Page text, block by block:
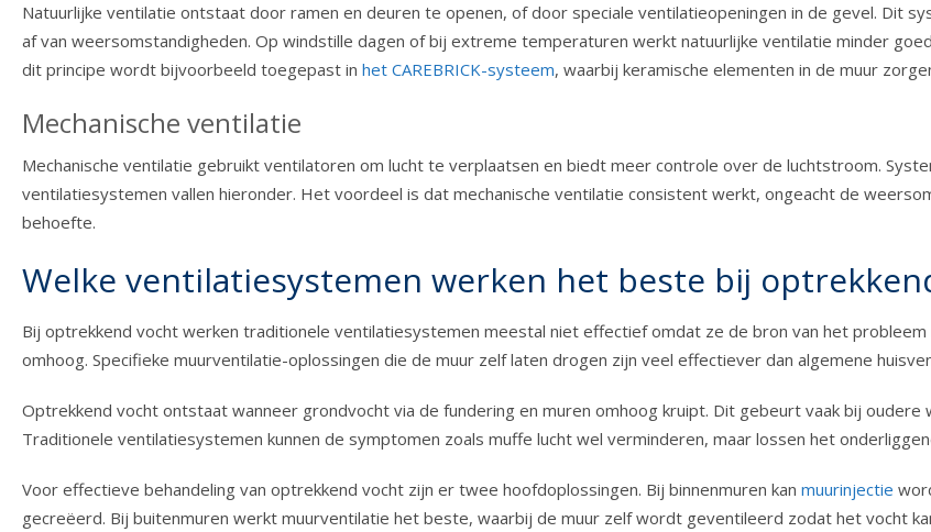
Natuurlijke ventilatie ontstaat door ramen en deuren te openen, of door speciale ventilatieopeningen in de gevel. Dit
af van weersomstandigheden. Op windstille dagen of bij extreme temperaturen werkt natuurlijke ventilatie minder
dit principe wordt bijvoorbeeld toegepast in het CAREBRICK-systeem, waarbij keramische elementen in de muur
Mechanische ventilatie
Mechanische ventilatie gebruikt ventilatoren om lucht te verplaatsen en biedt meer controle over de luchtstroom.
ventilatiesystemen vallen hieronder. Het voordeel is dat mechanische ventilatie consistent werkt, ongeacht de
behoefte.
Welke ventilatiesystemen werken het beste bij
Bij optrekkend vocht werken traditionele ventilatiesystemen meestal niet effectief omdat ze de bron van het
omhoog. Specifieke muurventilatie-oplossingen die de muur zelf laten drogen zijn veel effectiever dan algemene
Optrekkend vocht ontstaat wanneer grondvocht via de fundering en muren omhoog kruipt. Dit gebeurt vaak bij
Traditionele ventilatiesystemen kunnen de symptomen zoals muffe lucht wel verminderen, maar lossen het
Voor effectieve behandeling van optrekkend vocht zijn er twee hoofdoplossingen. Bij binnenmuren kan muurinjectie
gecreëerd. Bij buitenmuren werkt muurventilatie het beste, waarbij de muur zelf wordt geventileerd zodat het vocht